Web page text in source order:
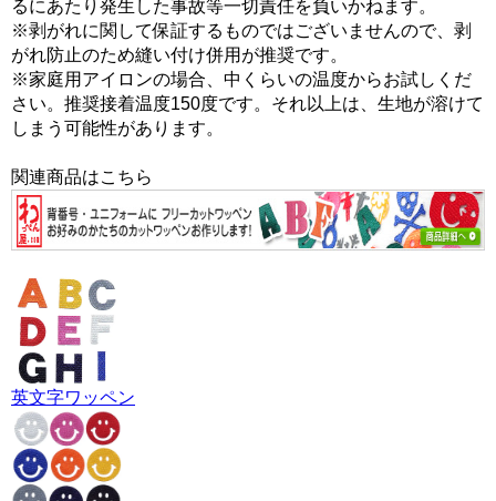
るにあたり発生した事故等一切責任を負いかねます。
※剥がれに関して保証するものではございませんので、剥
がれ防止のため縫い付け併用が推奨です。
※家庭用アイロンの場合、中くらいの温度からお試しくだ
さい。推奨接着温度150度です。それ以上は、生地が溶けて
しまう可能性があります。
関連商品はこちら
英文字ワッペン